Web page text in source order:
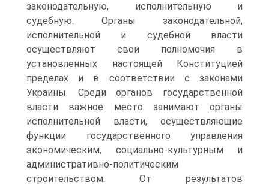
законодательную, исполнительную и
судебную. Органы законодательной,
исполнительной и судебной власти
осуществляют свои полномочия в
установленных настоящей Конституцией
пределах и в соответствии с законами
Украины. Среди органов государственной
власти важное место занимают органы
исполнительной власти, осуществляющие
функции государственного управления
экономическим, социально-культурным и
административно-политическим
строительством. От результатов